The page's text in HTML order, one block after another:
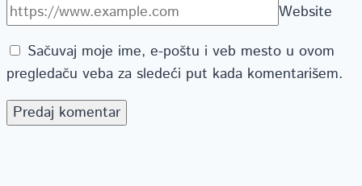
Website
Sačuvaj moje ime, e-poštu i veb mesto u ovom
pregledaču veba za sledeći put kada komentarišem.